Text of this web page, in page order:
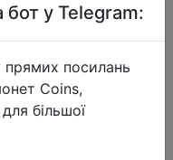
бот у Telegram:
посилань
Coins,
більшої